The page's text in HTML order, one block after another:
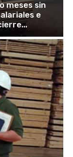
meses sin
e